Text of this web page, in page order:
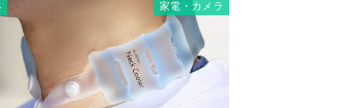
家電・カメラ